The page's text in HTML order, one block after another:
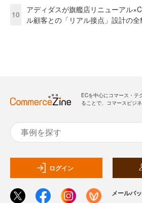
10
アディダスが旗艦店リニューアル
ル顧客との「リアル接点」設計の全
ECを中心にコマース・テ
ることで、コマースビジ
ログイン
メールバ